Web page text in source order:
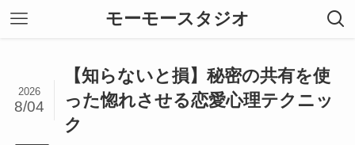
モーモースタジオ
【知らないと損】秘密の共有を使
った惚れさせる恋愛心理テクニッ
ク
2026
8/04